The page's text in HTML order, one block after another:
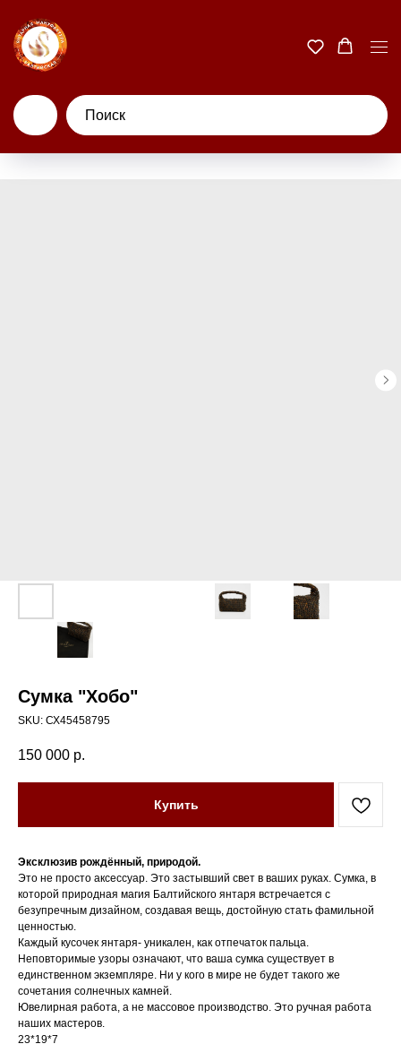
Сумка "Хобо"
SKU: СХ45458795
150 000 р.
Купить
Эксклюзив рождённый, природой.
Это не просто аксессуар. Это застывший свет в ваших руках. Сумка, в
которой природная магия Балтийского янтаря встречается с
безупречным дизайном, создавая вещь, достойную стать фамильной
ценностью.
Каждый кусочек янтаря- уникален, как отпечаток пальца.
Неповторимые узоры означают, что ваша сумка существует в
единственном экземпляре. Ни у кого в мире не будет такого же
сочетания солнечных камней.
Ювелирная работа, а не массовое производство. Это ручная работа
наших мастеров.
23*19*7